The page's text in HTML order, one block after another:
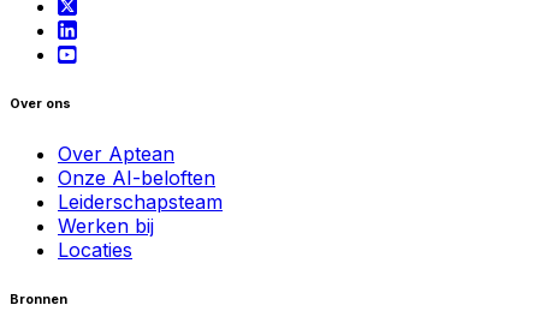
Over ons
Over Aptean
Onze AI-beloften
Leiderschapsteam
Werken bij
Locaties
Bronnen